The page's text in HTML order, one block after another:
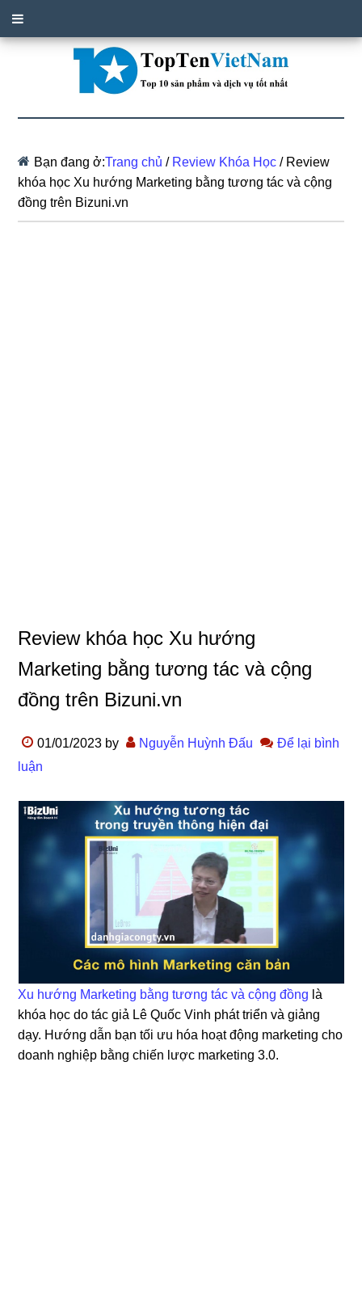
Bạn đang ở:Trang chủ / Review Khóa Học /Review
khóa học Xu hướng Marketing bằng tương tác và cộng
đồng trên Bizuni.vn
Review khóa học Xu hướng
Marketing bằng tương tác và cộng
đồng trên Bizuni.vn
01/01/2023 by Nguyễn Huỳnh Đấu
Để lại bình
luận
Xu hướng Marketing bằng tương tác và cộng đồng là
khóa học do tác giả Lê Quốc Vinh phát triển và giảng
dạy. Hướng dẫn bạn tối ưu hóa hoạt động marketing cho
doanh nghiệp bằng chiến lược marketing 3.0.